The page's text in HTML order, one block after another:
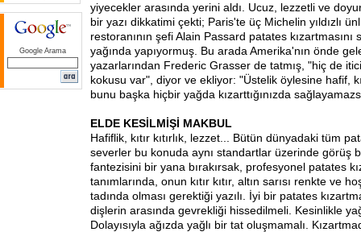
Google Arama
yiyecekler arasında yerini aldı. Ucuz, lezzetli ve
bir yazı dikkatimi çekti; Paris'te üç Michelin yıldızlı
restoranının şefi Alain Passard patates
yağında yapıyormuş. Bu arada Amerika'nın önde
yazarlarından Frederic Grasser de tatmış, "hiç de
kokusu var", diyor ve ekliyor: "Üstelik öylesine hafif,
bunu başka hiçbir yağda kızarttığınızda
ELDE KESİLMİŞİ MAKBUL
Hafiflik, kıtır kıtırlık, lezzet... Bütün dünyadaki tüm
severler bu konuda aynı standartlar üzerinde görüş
fantezisini bir yana bırakırsak, profesyonel patates
tanımlarında, onun kıtır kıtır, altın sarısı renkte ve
tadında olması gerektiği yazılı. İyi bir patates
dişlerin arasında gevrekliği hissedilmeli. Kesinlikle
Dolayısıyla ağızda yağlı bir tat oluşmamalı.